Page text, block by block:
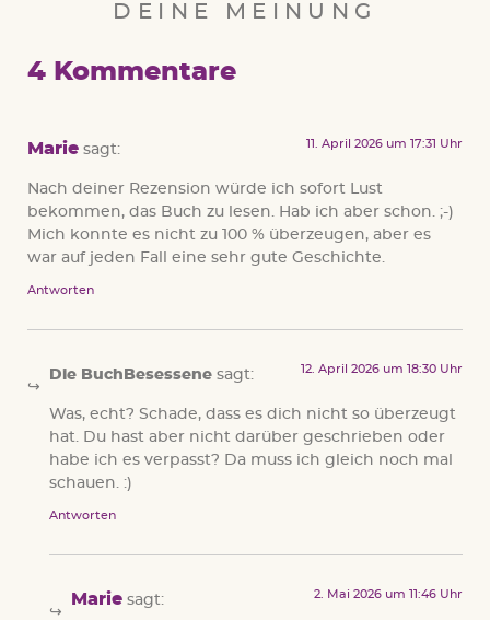
DEINE MEINUNG
4 Kommentare
Marie sagt: 11. April 2026 um 17:31 Uhr
Nach deiner Rezension würde ich sofort Lust
bekommen, das Buch zu lesen. Hab ich aber schon. ;-)
Mich konnte es nicht zu 100 % überzeugen, aber es
war auf jeden Fall eine sehr gute Geschichte.
Antworten
Die BuchBesessene sagt: 12. April 2026 um 18:30 Uhr
Was, echt? Schade, dass es dich nicht so überzeugt
hat. Du hast aber nicht darüber geschrieben oder
habe ich es verpasst? Da muss ich gleich noch mal
schauen. :)
Antworten
Marie sagt: 2. Mai 2026 um 11:46 Uhr